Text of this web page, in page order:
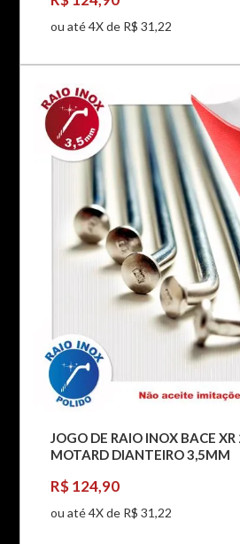
ou até 4X de R$ 31,22
JOGO DE RAIO INOX BACE
MOTARD DIANTEIRO 3,5MM
R$ 124,90
ou até 4X de R$ 31,22